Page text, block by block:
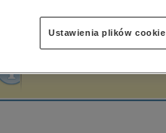
popularno-naukowe
historia
Ustawienia plików cookie